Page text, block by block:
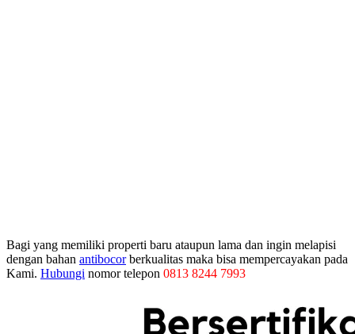
Bagi yang memiliki properti baru ataupun lama dan ingin melapisi
dengan bahan antibocorberkualitas maka bisa mempercayakan pada
Kami. Hubungi nomor telepon 0813 8244 7993